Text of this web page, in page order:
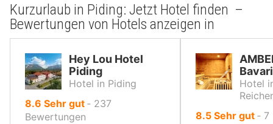
Kurzurlaub in Piding: Jetzt Hotel finden –
Bewertungen von Hotels anzeigen in
Hey Lou Hotel
Piding
Hotel in Piding
8.6 von
10,
Sehr gut ‐ 237
Bewertungen
Hotel
8.5von
Sehr gut ‐ 7